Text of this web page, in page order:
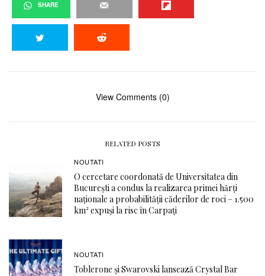
SHARE
View Comments (0)
RELATED POSTS
NOUTATI
O cercetare coordonată de Universitatea din
București a condus la realizarea primei hărți
naționale a probabilității căderilor de roci – 1.500
km² expuși la risc în Carpați
NOUTATI
Toblerone și Swarovski lansează Crystal Bar